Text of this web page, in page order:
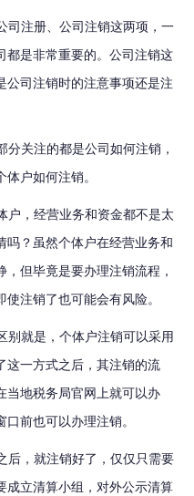
司注册、公司注销这两项，一
都是非常重要的。公司注销这
公司注销时的注意事项还是注
关注的都是公司如何注销，
户如何注销。
户，经营业务和资金都不是太
吗？虽然个体户在经营业务和
但毕竟是要办理注销流程，
注销了也可能会有风险。
别就是，个体户注销可以采用
这一方式之后，其注销的流
当地税务局官网上就可以办
前也可以办理注销。
后，就注销好了，仅仅只需要
成立清算小组，对外公示清算